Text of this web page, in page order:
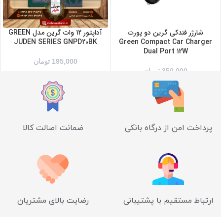
شارژر فندکی گرین دو پورت
Green Compact Car Charger
Dual Port 12W
350,000 تومان
آداپتور 12 وات گرین مدل GREEN
JUDEN SERIES GNPD20BK
195,000 تومان
پرداخت امن از درگاه بانکی ضمانت اصالت کالا
ارتباط مستقیم با پشتیبانی رضایت بالای مشتریان